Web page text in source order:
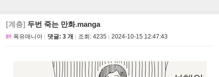
[계층] 두번 죽는 만화.manga
폭유매니아 댓글: 3 개 조회: 4235 2024-10-15 12:47:43